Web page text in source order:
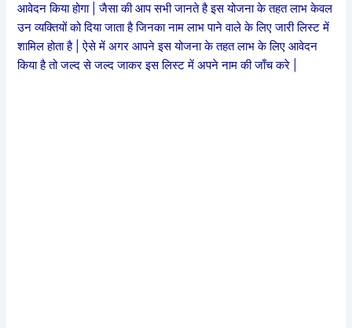
आवेदन किया होगा | जैसा की आप सभी जानते है इस योजना के तहत लाभ केवल
उन व्यक्तियों को दिया जाता है जिनका नाम लाभ पाने वाले के लिए जारी लिस्ट में
शामिल होता है | ऐसे में अगर आपने इस योजना के तहत लाभ के लिए आवेदन
किया है तो जल्द से जल्द जाकर इस लिस्ट में अपने नाम की जाँच करे |